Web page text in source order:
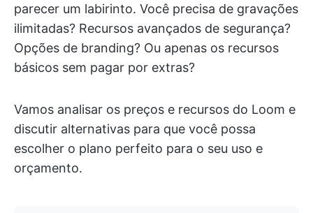
parecer um labirinto. Você precisa de gravações
ilimitadas? Recursos avançados de segurança?
Opções de branding? Ou apenas os recursos
básicos sem pagar por extras?
Vamos analisar os preços e recursos do Loom e
discutir alternativas para que você possa
escolher o plano perfeito para o seu uso e
orçamento.